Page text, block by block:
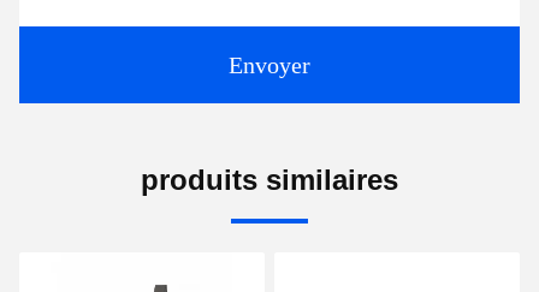
Envoyer
produits similaires